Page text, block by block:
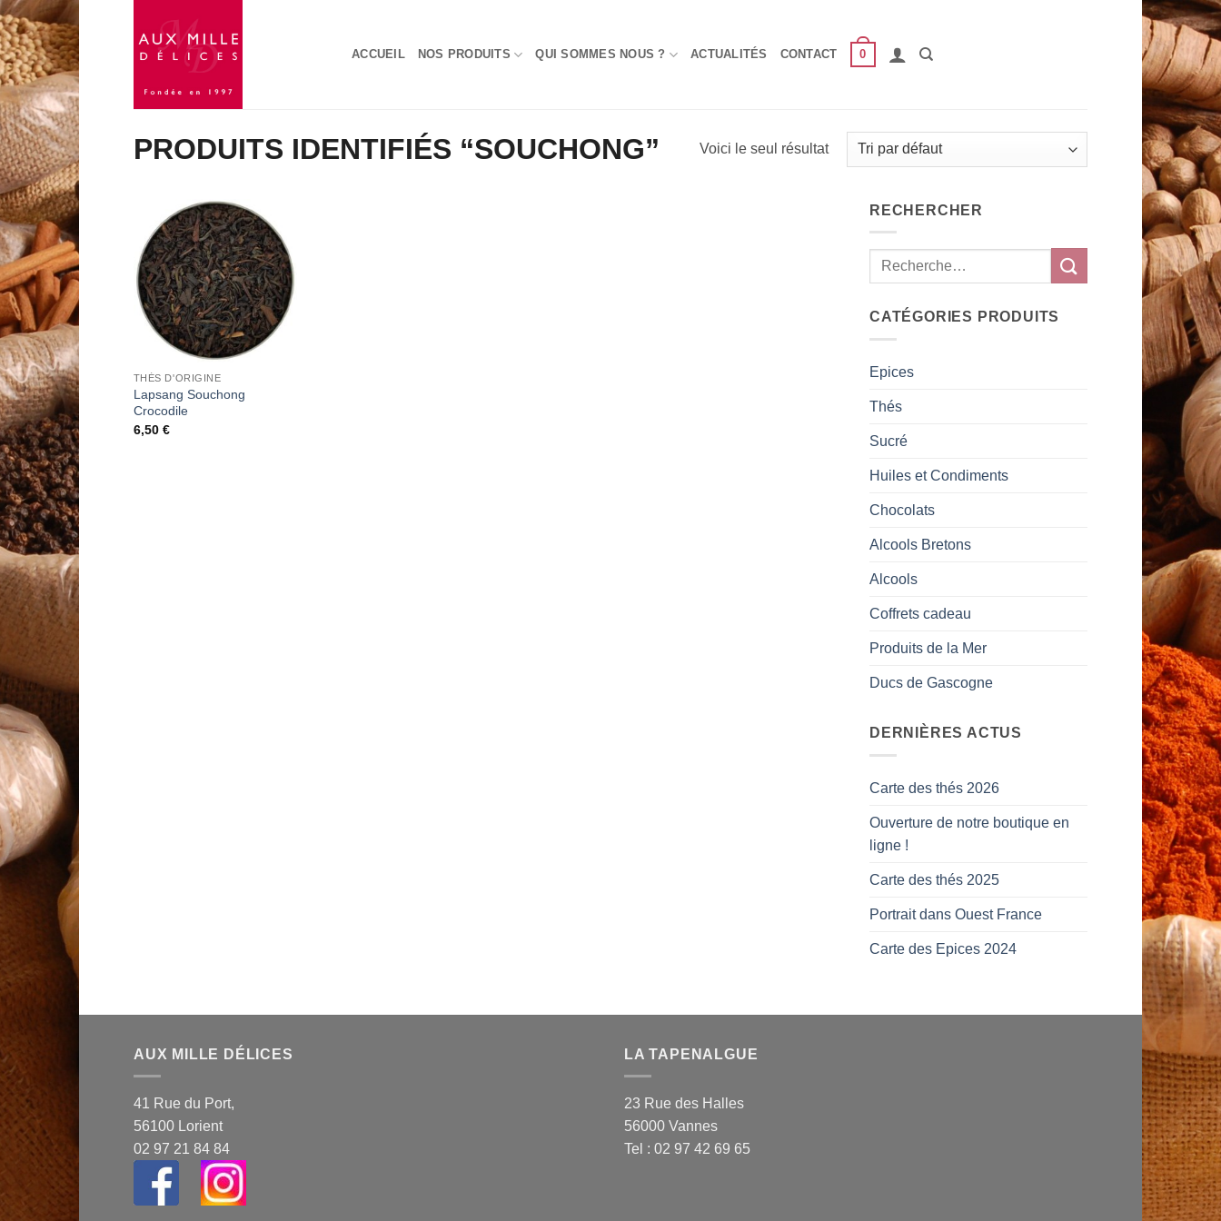
au
contenu
ACCUEIL NOS PRODUITS QUI SOMMES NOUS ? ACTUALITÉS CONTACT 0
PRODUITS IDENTIFIÉS “SOUCHONG” Voici le seul résultat
Add to
Wishlist
THÉS D'ORIGINE
Lapsang Souchong
Crocodile
6,50 €
RECHERCHER
CATÉGORIES PRODUITS
Epices
Thés
Sucré
Huiles et Condiments
Chocolats
Alcools Bretons
Alcools
Coffrets cadeau
Produits de la Mer
Ducs de Gascogne
DERNIÈRES ACTUS
Carte des thés 2026
Ouverture de notre boutique en
ligne !
Carte des thés 2025
Portrait dans Ouest France
Carte des Epices 2024
AUX MILLE DÉLICES
41 Rue du Port,
56100 Lorient
02 97 21 84 84
LA TAPENALGUE
23 Rue des Halles
56000 Vannes
Tel : 02 97 42 69 65